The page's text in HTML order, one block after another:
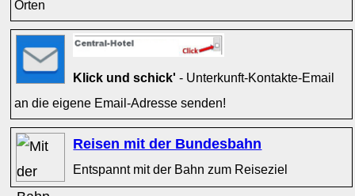
Orten
Klick und schick' - Unterkunft-Kontakte-Email
an die eigene Email-Adresse senden!
Reisen mit der Bundesbahn
Entspannt mit der Bahn zum Reiseziel